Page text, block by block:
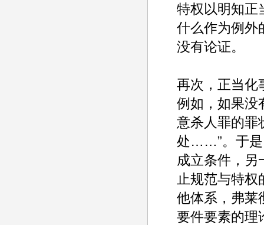
特权以明知正
什么作为例外
没有论证。
再次，正当化
例如，如果没
意杀人罪的罪
处……”。于是
成立条件，另
止规范与特
他体系，弗莱
要件要素的理